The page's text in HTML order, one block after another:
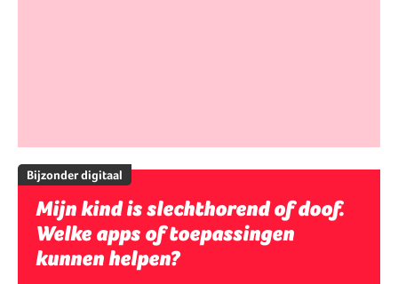
Bijzonder digitaal
Mijn kind is slechthorend of doof.
Welke apps of toepassingen
kunnen helpen?